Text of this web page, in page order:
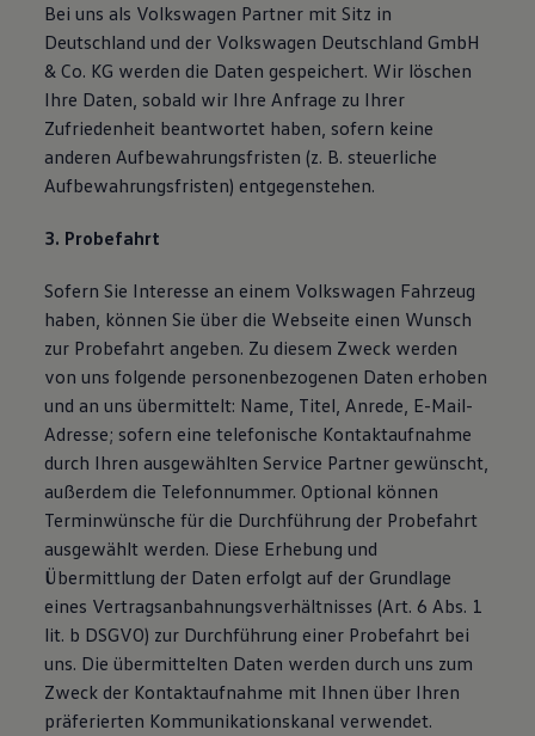
Bei uns als Volkswagen Partner mit Sitz in
Deutschland und der Volkswagen Deutschland GmbH
& Co. KG werden die Daten gespeichert. Wir löschen
Ihre Daten, sobald wir Ihre Anfrage zu Ihrer
Zufriedenheit beantwortet haben, sofern keine
anderen Aufbewahrungsfristen (z. B. steuerliche
Aufbewahrungsfristen) entgegenstehen.
3. Probefahrt
Sofern Sie Interesse an einem Volkswagen Fahrzeug
haben, können Sie über die Webseite einen Wunsch
zur Probefahrt angeben. Zu diesem Zweck werden
von uns folgende personenbezogenen Daten erhoben
und an uns übermittelt: Name, Titel, Anrede, E-Mail-
Adresse; sofern eine telefonische Kontaktaufnahme
durch Ihren ausgewählten Service Partner gewünscht,
außerdem die Telefonnummer. Optional können
Terminwünsche für die Durchführung der Probefahrt
ausgewählt werden. Diese Erhebung und
Übermittlung der Daten erfolgt auf der Grundlage
eines Vertragsanbahnungsverhältnisses (Art. 6 Abs. 1
lit. b DSGVO) zur Durchführung einer Probefahrt bei
uns. Die übermittelten Daten werden durch uns zum
Zweck der Kontaktaufnahme mit Ihnen über Ihren
präferierten Kommunikationskanal verwendet.